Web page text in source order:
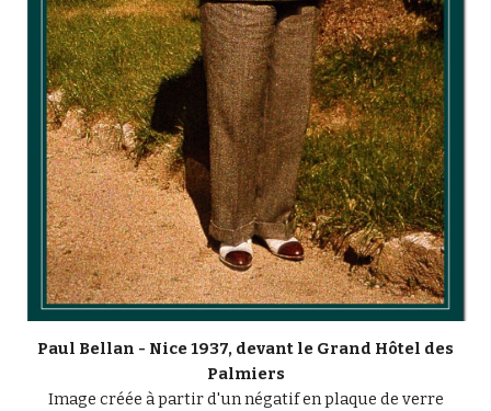
Paul Bellan - Nice 1937, devant le Grand Hôtel des
Palmiers
Image créée à partir d'un négatif en plaque de verre